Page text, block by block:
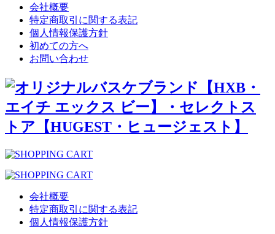
会社概要
特定商取引に関する表記
個人情報保護方針
初めての方へ
お問い合わせ
会社概要
特定商取引に関する表記
個人情報保護方針